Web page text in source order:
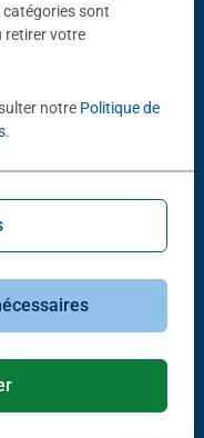
aussi
rating 4,0 out of 5 stars.
®
sont
retirer votre
notre Politique de
.